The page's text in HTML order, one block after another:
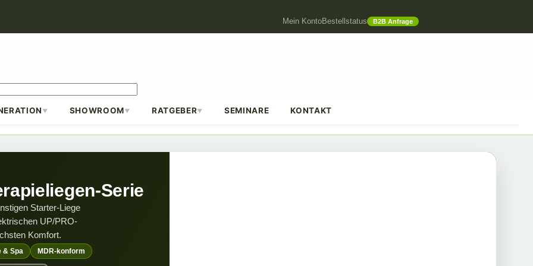
Mein KontoBestellstatus B2B Anfrage
▼ SHOWROOM▼ RATGEBER▼ SEMINARE KONTAKT
Serie
Starter-Liege
UP/PRO-
Komfort.
& Spa MDR-konform